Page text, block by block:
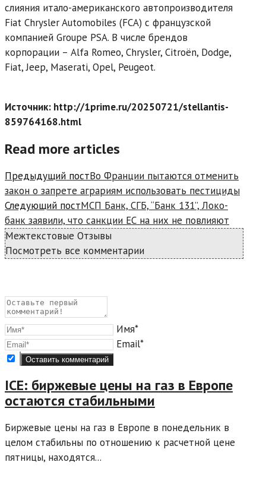
слияния итало-американского автопроизводителя
Fiat Chrysler Automobiles (FCA) с французской
компанией Groupe PSA. В числе брендов
корпорации – Alfa Romeo, Chrysler, Citroën, Dodge,
Fiat, Jeep, Maserati, Opel, Peugeot.
Источник: http://1prime.ru/20250721/stellantis-
859764168.html
Read more articles
Предыдущий постВо Франции пытаются отменить
закон о запрете аграриям использовать пестициды
Следующий постМСП Банк, СГБ, “Банк 131”, Локо-
банк заявили, что санкции ЕС на них не повлияют
Межтекстовые Отзывы
Посмотреть все комментарии
Имя*
Email*
ICE: биржевые цены на газ в Европе
остаются стабильными
Биржевые цены на газ в Европе в понедельник в
целом стабильны по отношению к расчетной цене
пятницы, находятся...